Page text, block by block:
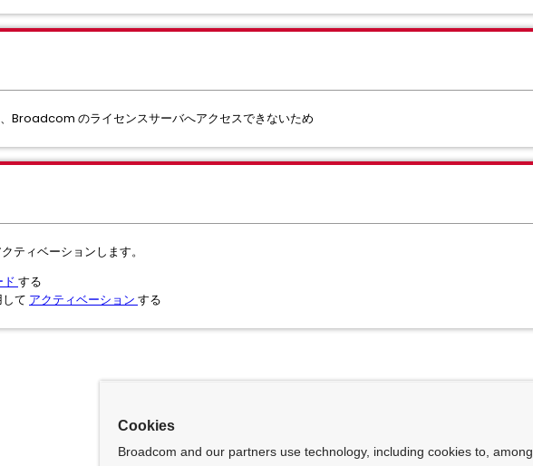
Broadcom のライセンスサーバへアクセスできないため
ティベーションします。
ド する
て アクティベーション する
Cookies
Broadcom and our partners use technology, including cookies to, among